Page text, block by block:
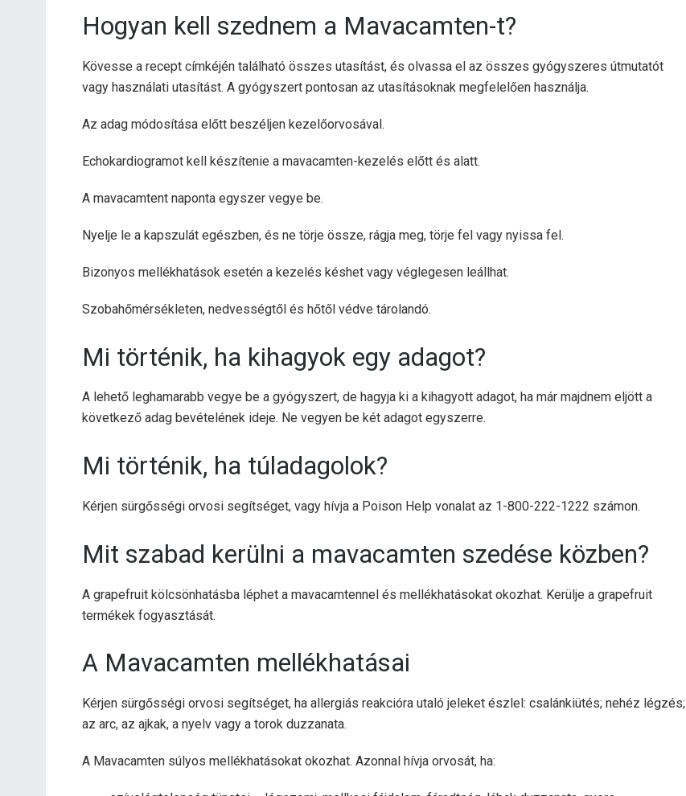
Hogyan kell szednem a Mavacamten-t?
Kövesse a recept címkéjén található összes utasítást, és olvassa el az összes gyógyszeres útmutatót
vagy használati utasítást. A gyógyszert pontosan az utasításoknak megfelelően használja.
Az adag módosítása előtt beszéljen kezelőorvosával.
Echokardiogramot kell készítenie a mavacamten-kezelés előtt és alatt.
A mavacamtent naponta egyszer vegye be.
Nyelje le a kapszulát egészben, és ne törje össze, rágja meg, törje fel vagy nyissa fel.
Bizonyos mellékhatások esetén a kezelés késhet vagy véglegesen leállhat.
Szobahőmérsékleten, nedvességtől és hőtől védve tárolandó.
Mi történik, ha kihagyok egy adagot?
A lehető leghamarabb vegye be a gyógyszert, de hagyja ki a kihagyott adagot, ha már majdnem eljött a
következő adag bevételének ideje. Ne vegyen be két adagot egyszerre.
Mi történik, ha túladagolok?
Kérjen sürgősségi orvosi segítséget, vagy hívja a Poison Help vonalat az 1-800-222-1222 számon.
Mit szabad kerülni a mavacamten szedése közben?
A grapefruit kölcsönhatásba léphet a mavacamtennel és mellékhatásokat okozhat. Kerülje a grapefruit
termékek fogyasztását.
A Mavacamten mellékhatásai
Kérjen sürgősségi orvosi segítséget, ha allergiás reakcióra utaló jeleket észlel: csalánkiütés; nehéz légzés;
az arc, az ajkak, a nyelv vagy a torok duzzanata.
A Mavacamten súlyos mellékhatásokat okozhat. Azonnal hívja orvosát, ha: